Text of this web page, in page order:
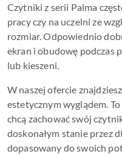
Czytniki z serii Palma
pracy czy na uczelni ze
rozmiar. Odpowiednio
ekran i obudowę podczas
lub kieszeni.
W naszej ofercie
estetycznym wyglądem.
chcą zachować swój
doskonałym stanie przez
dopasowany do swoich